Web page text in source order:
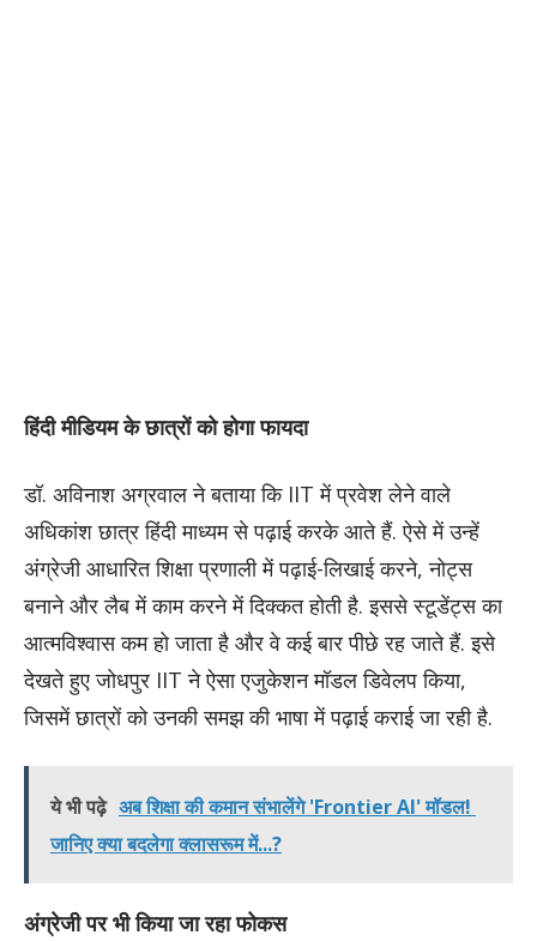
हिंदी मीडियम के छात्रों को होगा फायदा
डॉ. अविनाश अग्रवाल ने बताया कि IIT में प्रवेश लेने वाले
अधिकांश छात्र हिंदी माध्यम से पढ़ाई करके आते हैं. ऐसे में उन्हें
अंग्रेजी आधारित शिक्षा प्रणाली में पढ़ाई-लिखाई करने, नोट्स
बनाने और लैब में काम करने में दिक्कत होती है. इससे स्टूडेंट्स का
आत्मविश्वास कम हो जाता है और वे कई बार पीछे रह जाते हैं. इसे
देखते हुए जोधपुर IIT ने ऐसा एजुकेशन मॉडल डिवेलप किया,
जिसमें छात्रों को उनकी समझ की भाषा में पढ़ाई कराई जा रही है.
ये भी पढ़े अब शिक्षा की कमान संभालेंगे 'Frontier AI' मॉडल!
जानिए क्या बदलेगा क्लासरूम में...?
अंग्रेजी पर भी किया जा रहा फोकस